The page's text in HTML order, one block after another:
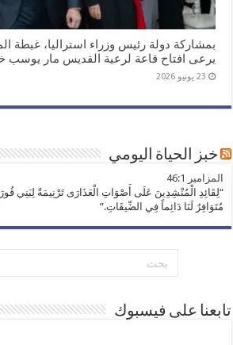
بمشاركة دولة رئيس وزراء استراليا، غبطة
يرعى افتاح قاعة لرعية القديس مار يوسب
23 يونيو 2026
خبز الحياة اليومي
ﺍﻟﻤﺰﺍﻣﻴﺮ 46:1
“لِقَائِدِ الْمُنْشِدِينَ عَلَى أَصْوَاتِ الْعَذَارَى تَرْنِيمَةٌ لِبَنِي
مُتَوَافِرٌ لَنَا دَائِماً فِي الضِّيقَاتِ.”
تابعنا على فيسبوك